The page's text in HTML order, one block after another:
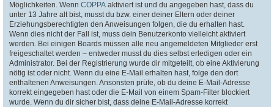
Möglichkeiten. Wenn COPPA aktiviert ist und du angegeben hast, dass du
unter 13 Jahre alt bist, musst du bzw. einer deiner Eltern oder deiner
Erziehungsberechtigten den Anweisungen folgen, die du erhalten hast.
Wenn dies nicht der Fall ist, muss dein Benutzerkonto vielleicht aktiviert
werden. Bei einigen Boards müssen alle neu angemeldeten Mitglieder erst
freigeschaltet werden – entweder musst du dies selbst erledigen oder ein
Administrator. Bei der Registrierung wurde dir mitgeteilt, ob eine Aktivierung
nötig ist oder nicht. Wenn du eine E-Mail erhalten hast, folge den dort
enthaltenen Anweisungen. Ansonsten prüfe, ob du deine E-Mail-Adresse
korrekt eingegeben hast oder die E-Mail von einem Spam-Filter blockiert
wurde. Wenn du dir sicher bist, dass deine E-Mail-Adresse korrekt